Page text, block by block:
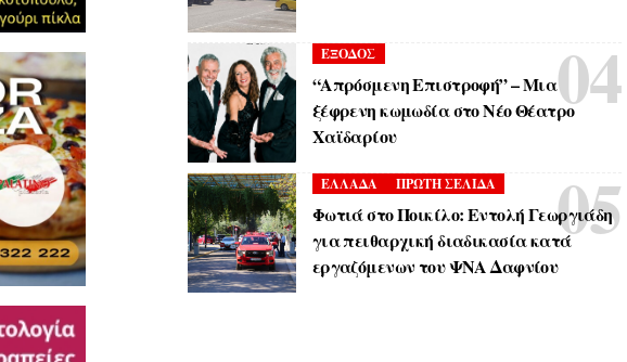
ΕΞΟΔΟΣ
“Απρόσμενη Επιστροφή” – Μια
ξέφρενη κωμωδία στο Νέο Θέατρο
Χαϊδαρίου
ΕΛΛΑΔΑ ΠΡΩΤΗ ΣΕΛΙΔΑ
Φωτιά στο Ποικίλο: Εντολή Γεωργιάδη
για πειθαρχική διαδικασία κατά
εργαζόμενων του ΨΝΑ Δαφνίου